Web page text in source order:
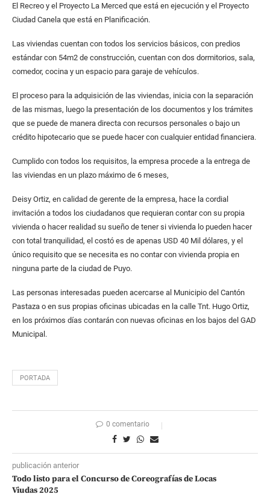
El Recreo y el Proyecto La Merced que está en ejecución y el Proyecto
Ciudad Canela que está en Planificación.
Las viviendas cuentan con todos los servicios básicos, con predios
estándar con 54m2 de construcción, cuentan con dos dormitorios, sala,
comedor, cocina y un espacio para garaje de vehículos.
El proceso para la adquisición de las viviendas, inicia con la separación
de las mismas, luego la presentación de los documentos y los trámites
que se puede de manera directa con recursos personales o bajo un
crédito hipotecario que se puede hacer con cualquier entidad financiera.
Cumplido con todos los requisitos, la empresa procede a la entrega de
las viviendas en un plazo máximo de 6 meses,
Deisy Ortiz, en calidad de gerente de la empresa, hace la cordial
invitación a todos los ciudadanos que requieran contar con su propia
vivienda o hacer realidad su sueño de tener si vivienda lo pueden hacer
con total tranquilidad, el costó es de apenas USD 40 Mil dólares, y el
único requisito que se necesita es no contar con vivienda propia en
ninguna parte de la ciudad de Puyo.
Las personas interesadas pueden acercarse al Municipio del Cantón
Pastaza o en sus propias oficinas ubicadas en la calle Tnt. Hugo Ortiz,
en los próximos días contarán con nuevas oficinas en los bajos del GAD
Municipal.
PORTADA
0 comentario
publicación anterior
Todo listo para el Concurso de Coreografías de Locas
Viudas 2025